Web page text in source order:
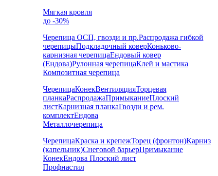
Мягкая кровля
до -30%
Черепица ОСП, гвозди и пр.Распродажа гибкой
черепицыПодкладочный коверКоньково-
карнизная черепицаЕндовый ковер
(Ендова)Рулонная черепицаКлей и мастика
Композитная черепица
ЧерепицаКонекВентиляцияТорцевая
планкаРаспродажаПримыканиеПлоский
листКарнизная планкаГвозди и рем.
комплектЕндова
Металлочерепица
ЧерепицаКраска и крепежТорец (фронтон)Карниз
(капельник)Снеговой барьерПримыкание
КонекЕндова Плоский лист
Профнастил